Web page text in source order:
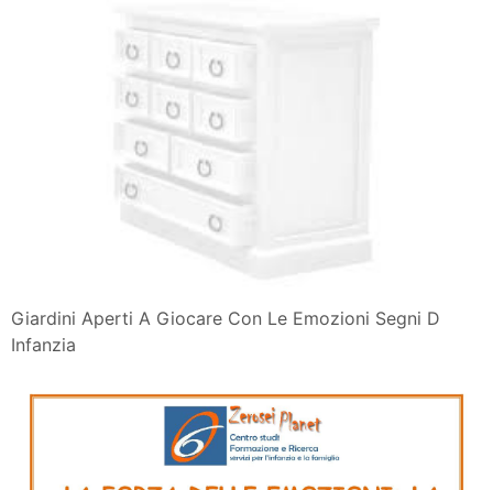
Giardini Aperti A Giocare Con Le Emozioni Segni D
Infanzia